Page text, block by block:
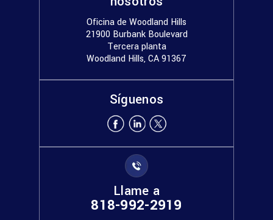
Oficina de Woodland Hills
21900 Burbank Boulevard
Tercera planta
Woodland Hills, CA 91367
Síguenos
Llame a
818-992-2919